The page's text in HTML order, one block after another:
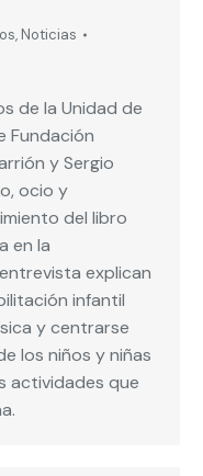
, Noticias
de la Unidad de
Fundación
y Sergio
ocio y
del libro
en la
explican
infantil
y centrarse
los niños y niñas
actividades que